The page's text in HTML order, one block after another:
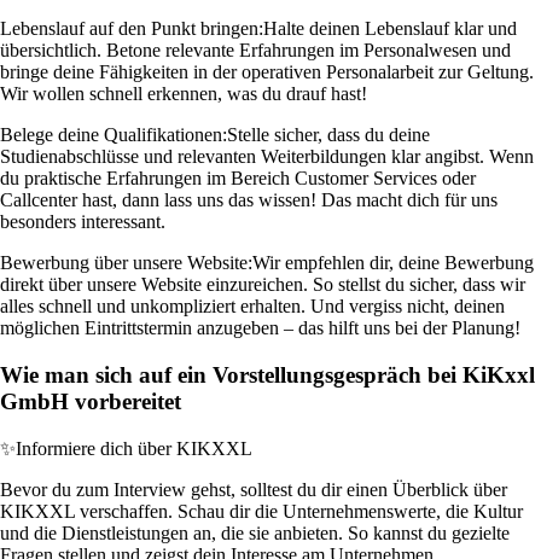
Lebenslauf auf den Punkt bringen:Halte deinen Lebenslauf klar und
übersichtlich. Betone relevante Erfahrungen im Personalwesen und
bringe deine Fähigkeiten in der operativen Personalarbeit zur Geltung.
Wir wollen schnell erkennen, was du drauf hast!
Belege deine Qualifikationen:Stelle sicher, dass du deine
Studienabschlüsse und relevanten Weiterbildungen klar angibst. Wenn
du praktische Erfahrungen im Bereich Customer Services oder
Callcenter hast, dann lass uns das wissen! Das macht dich für uns
besonders interessant.
Bewerbung über unsere Website:Wir empfehlen dir, deine Bewerbung
direkt über unsere Website einzureichen. So stellst du sicher, dass wir
alles schnell und unkompliziert erhalten. Und vergiss nicht, deinen
möglichen Eintrittstermin anzugeben – das hilft uns bei der Planung!
Wie man sich auf ein Vorstellungsgespräch bei KiKxxl
GmbH vorbereitet
✨Informiere dich über KIKXXL
Bevor du zum Interview gehst, solltest du dir einen Überblick über
KIKXXL verschaffen. Schau dir die Unternehmenswerte, die Kultur
und die Dienstleistungen an, die sie anbieten. So kannst du gezielte
Fragen stellen und zeigst dein Interesse am Unternehmen.